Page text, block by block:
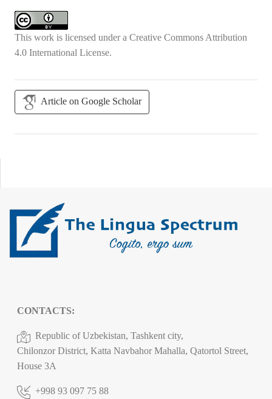
This work is licensed under a Creative Commons Attribution
4.0 International License.
Article on Google Scholar
CONTACTS:
Republic of Uzbekistan, Tashkent city,
Chilonzor District, Katta Navbahor Mahalla, Qatortol Street,
House 3A
+998 93 097 75 88